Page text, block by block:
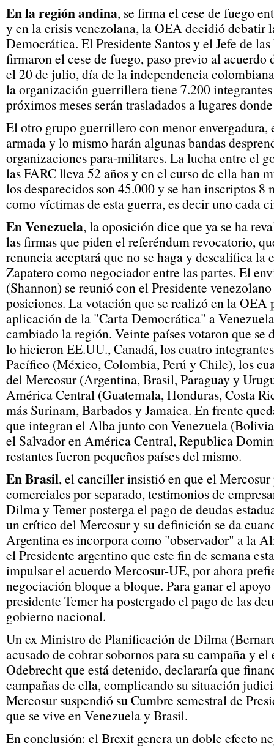
En la región andina, se firma el cese de fuego
y en la crisis venezolana, la OEA decidió debatir
Democrática. El Presidente Santos y el Jefe de
firmaron el cese de fuego, paso previo al acuerdo
el 20 de julio, día de la independencia
la organización guerrillera tiene 7.200
próximos meses serán trasladados a lugares
El otro grupo guerrillero con menor
armada y lo mismo harán algunas bandas
organizaciones para-militares. La lucha entre el
las FARC lleva 52 años y en el curso de ella han
los desparecidos son 45.000 y se han inscriptos
como víctimas de esta guerra, es decir uno cada
En Venezuela, la oposición dice que ya se ha
las firmas que piden el referéndum revocatorio,
renuncia aceptará que no se haga y descalifica la
Zapatero como negociador entre las partes. El
(Shannon) se reunió con el Presidente
posiciones. La votación que se realizó en la
aplicación de la "Carta Democrática" a
cambiado la región. Veinte países votaron que se
lo hicieron EE.UU., Canadá, los cuatro
Pacífico (México, Colombia, Perú y Chile), los
del Mercosur (Argentina, Brasil, Paraguay y
América Central (Guatemala, Honduras, Costa
más Surinam, Barbados y Jamaica. En frente
que integran el Alba junto con Venezuela
el Salvador en América Central, Republica
restantes fueron pequeños países del mismo.
En Brasil, el canciller insistió en que el
comerciales por separado, testimonios de
Dilma y Temer posterga el pago de deudas
un crítico del Mercosur y su definición se da
Argentina es incorpora como "observador" a la
el Presidente argentino que este fin de semana
impulsar el acuerdo Mercosur-UE, por ahora
negociación bloque a bloque. Para ganar el
presidente Temer ha postergado el pago de las
gobierno nacional.
Un ex Ministro de Planificación de Dilma
acusado de cobrar sobornos para su campaña y
Odebrecht que está detenido, declararía que
campañas de ella, complicando su situación
Mercosur suspendió su Cumbre semestral de
que se vive en Venezuela y Brasil.
En conclusión: el Brexit genera un doble efecto